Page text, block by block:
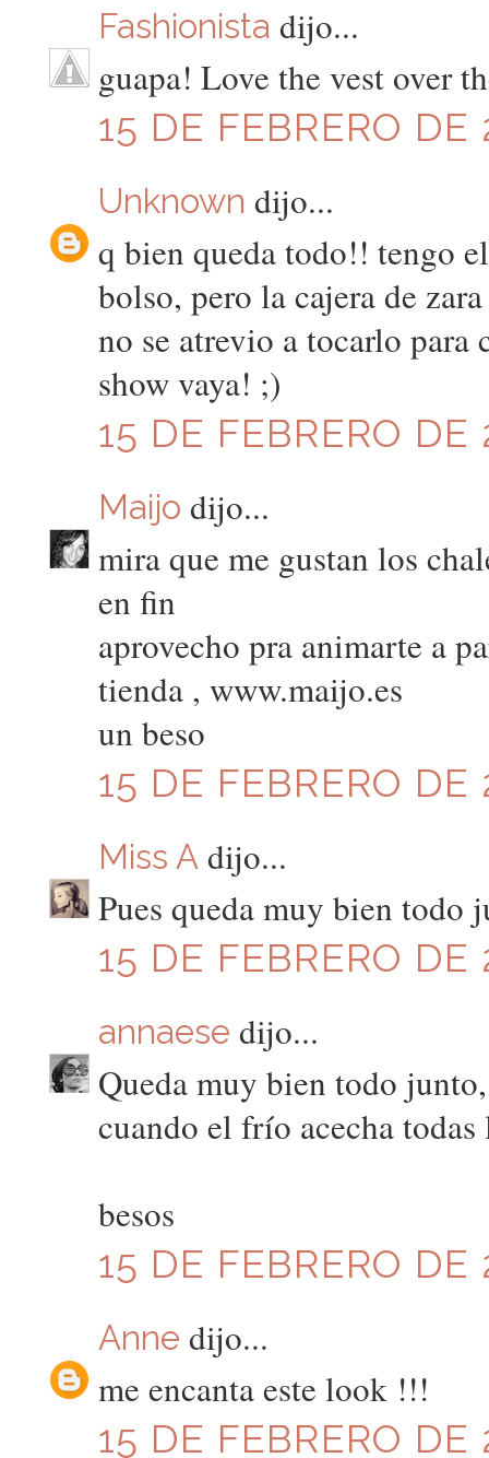
Fashionista dijo...
guapa! Love the vest over
15 DE FEBRERO
Unknown dijo...
q bien queda todo!! tengo
bolso, pero la cajera de
no se atrevio a tocarlo para
show vaya! ;)
15 DE FEBRERO
Maijo dijo...
mira que me gustan los
en fin
aprovecho pra animarte a
tienda , www.maijo.es
un beso
15 DE FEBRERO DE
Miss Adijo...
Pues queda muy bien todo
15 DE FEBRERO DE
annaese dijo...
Queda muy bien todo
cuando el frío acecha todas
besos
15 DE FEBRERO
Anne dijo...
me encanta este look !!!
15 DE FEBRERO